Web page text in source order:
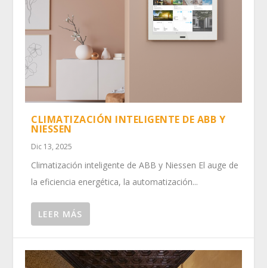
CLIMATIZACIÓN INTELIGENTE DE ABB Y
NIESSEN
Dic 13, 2025
Climatización inteligente de ABB y Niessen El auge de
la eficiencia energética, la automatización...
LEER MÁS